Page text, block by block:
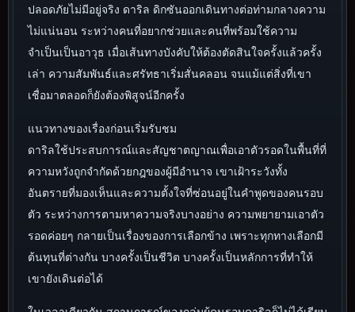
ปลอดภัยไม่มีอยู่จริง ดาริล ดิกซันออกเดินทางต่อท่ามกลางความ
ไม่แน่นอน ระหว่างคนที่อยากช่วยและคนที่พร้อมใช้ความ
จำเป็นเป็นอาวุธ เมื่อเส้นทางบังคับให้ต้องตัดสินใจครั้งแล้วครั้ง
เล่า ความสัมพันธ์และศรัทธาเริ่มสั่นคลอน จนแม้แต่สิ่งที่เขา
เชื่อมาตลอดก็ยังต้องพิสูจน์อีกครั้ง
แนวทางของเรื่องก่อนเริ่มรับชม
ดาริลใช้ประสบการณ์และสัญชาตญาณเพื่อเอาตัวรอดในพื้นที่ที่
ความหวังถูกจำกัดด้วยกฎของผู้มีอำนาจ เขาเฝ้าระวังทั้ง
อันตรายที่มองเห็นและความตั้งใจที่ซ่อนอยู่ในคำพูดของคนรอบ
ตัว ระหว่างการตามหาความจริงบางอย่าง ความพยายามเอาตัว
รอดค่อยๆ กลายเป็นเรื่องของการเลือกข้าง เพราะทุกทางเลือกมี
ต้นทุนที่ต่างกัน บางครั้งเป็นชีวิต บางครั้งเป็นหลักการที่ทำให้
เขายังเดินต่อได้